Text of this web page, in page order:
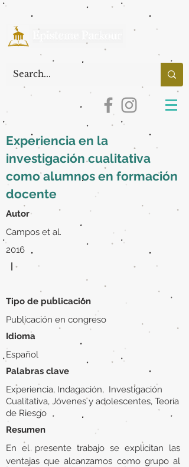
Experiencia en la
investigación cualitativa
como alumnos en formación
docente
Autor
Campos et al.
2016
|
Tipo de publicación
Publicación en congreso
Idioma
Español
Palabras clave
Experiencia, Indagación, Investigación
Cualitativa, Jóvenes y adolescentes, Teoría
de Riesgo
Resumen
En el presente trabajo se explicitan las
ventajas que alcanzamos como grupo al